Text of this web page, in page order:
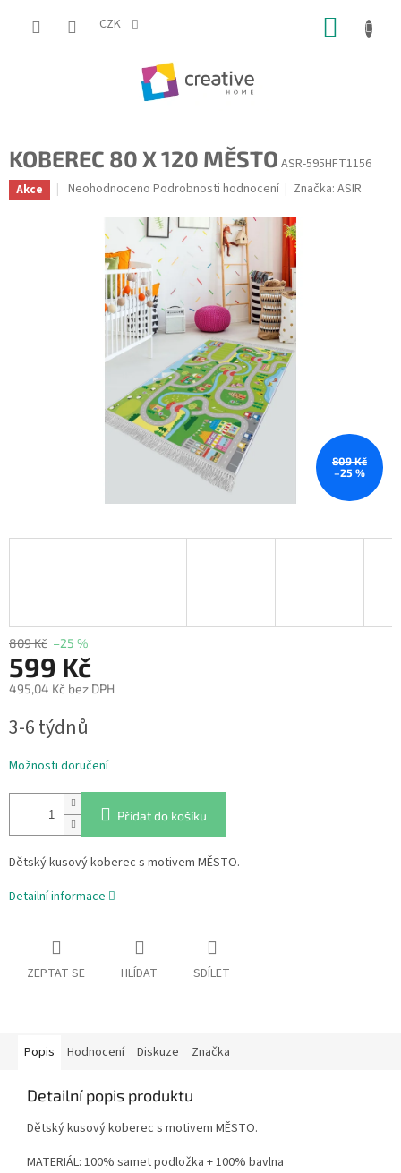
CZK
KOBEREC 80 X 120 MĚSTO ASR-595HFT1156
Akce
Průměrné
hvězdiček.
Neohodnoceno Podrobnosti hodnocení Značka:ASIR
809 Kč
–25 %
809 Kč –25 %
599 Kč
495,04 Kč bez DPH
cena:
3-6 týdnů
Možnosti doručení
Přidat do košíku
Dětský kusový koberec s motivem MĚSTO.
Detailní informace
ZEPTAT SE HLÍDAT SDÍLET
Popis Hodnocení Diskuze Značka
Detailní popis produktu
Dětský kusový koberec s motivem MĚSTO.
MATERIÁL: 100% samet podložka + 100% bavlna